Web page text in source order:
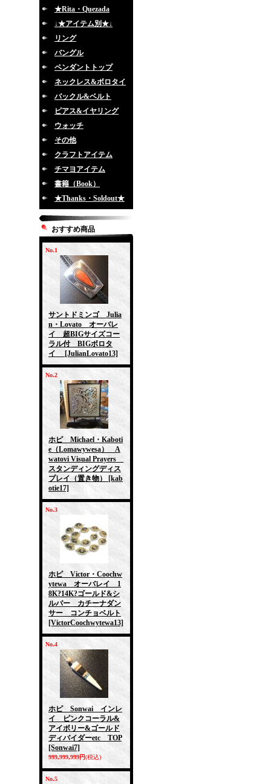
★Rita・Quezada
↓★アイテム別★↓
リング
バングル
ペンダントトップ
ネックレス&ボロタイ
バックル&ベルト
ピアス&イヤリング
ウォッチ
その他
クラフトアイテム
チマヨアイテム
書籍（Book）
★Thanks・Soldout★
おすすめ商品
No.1
サントドミンゴ Julia
n・Lovato オーバレ
イ 超BIGサイズコー
ラル付 BIGボロタ
イ
[JulianLovato13]
No.2
ホピ Michael・Kaboti
e（Lomawywesa） A
watovi Visual Prayers
スタンディングディス
プレイ（置き物）
[kab
otie17]
No.3
ホピ Victor・Coochw
ytewa オーバレイ 1
8K?14K?ゴールド&シ
ルバー カチーナダン
サー コンチョベルト
[VictorCoochwytewa13]
No.4
ホピ Sonwai インレ
イ ピンクコーラル&
アイボリー&ゴールド
ディバイダーetc TOP
[Sonwai7]
999,999,999円(税込)
No.5